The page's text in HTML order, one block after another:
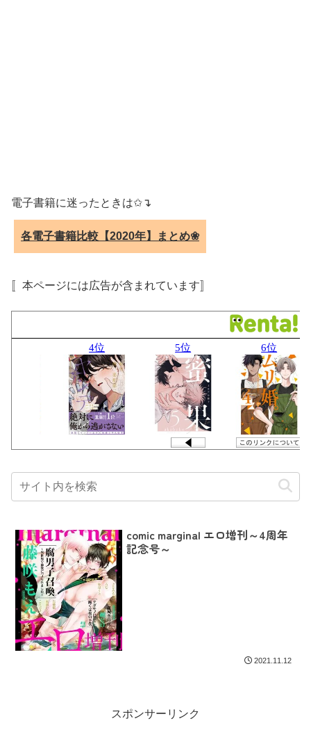
電子書籍に迷ったときは✩↴
各電子書籍比較【2020年】まとめ❀
〚本ページには広告が含まれています〛
comic marginal エロ増刊～4周年
記念号～
2021.11.12
スポンサーリンク